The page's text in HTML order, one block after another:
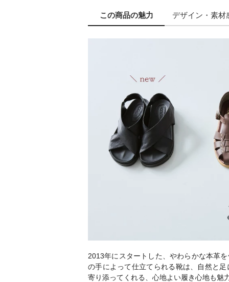
この商品の魅力 デザイン ・素材
2013年にスタートした、やわらかな本革
の手によって仕立てられる靴は、自然と
寄り添ってくれる、心地よい履き心地も魅